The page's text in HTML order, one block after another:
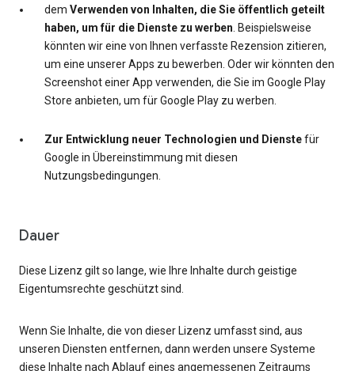
dem Verwenden von Inhalten, die Sie öffentlich geteilt
haben, um für die Dienste zu werben. Beispielsweise
könnten wir eine von Ihnen verfasste Rezension zitieren,
um eine unserer Apps zu bewerben. Oder wir könnten den
Screenshot einer App verwenden, die Sie im Google Play
Store anbieten, um für Google Play zu werben.
Zur Entwicklung neuer Technologien und Dienstefür
Google in Übereinstimmung mit diesen
Nutzungsbedingungen.
Dauer
Diese Lizenz gilt so lange, wie Ihre Inhalte durch geistige
Eigentumsrechte geschützt sind.
Wenn Sie Inhalte, die von dieser Lizenz umfasst sind, aus
unseren Diensten entfernen, dann werden unsere Systeme
diese Inhalte nach Ablauf eines angemessenen Zeitraums